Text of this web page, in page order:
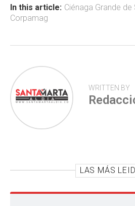
ok p
tir
In this article: Ciénaga Grande
Corpamag
WRITTEN BY
LAS MÁS